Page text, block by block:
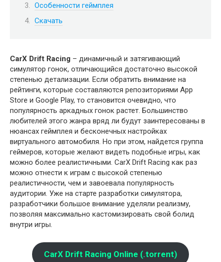
Особенности геймплея
Скачать
CarX Drift Racing – динамичный и затягивающий
симулятор гонок, отличающийся достаточно высокой
степенью детализации. Если обратить внимание на
рейтинги, которые составляются репозиториями App
Store и Google Play, то становится очевидно, что
популярность аркадных гонок растет. Большинство
любителей этого жанра вряд ли будут заинтересованы в
нюансах геймплея и бесконечных настройках
виртуального автомобиля. Но при этом, найдется группа
геймеров, которые желают видеть подобные игры, как
можно более реалистичными. CarX Drift Racing как раз
можно отнести к играм с высокой степенью
реалистичности, чем и завоевала популярность
аудитории. Уже на старте разработки симулятора,
разработчики большое внимание уделяли реализму,
позволяя максимально кастомизировать свой болид
внутри игры.
CarX Drift Racing Online (.torrent)